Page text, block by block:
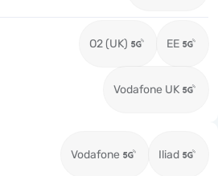
O2 (UK) EE
Vodafone UK
Vodafone Iliad